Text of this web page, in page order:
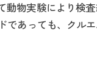
物実験により検査
であっても、クル